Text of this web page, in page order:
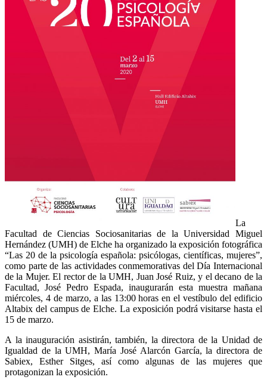
La
Facultad de Ciencias Sociosanitarias de la Universidad Miguel
Hernández (UMH) de Elche ha organizado la exposición fotográfica
“Las 20 de la psicología española: psicólogas, científicas, mujeres”,
como parte de las actividades conmemorativas del Día Internacional
de la Mujer. El rector de la UMH, Juan José Ruiz, y el decano de la
Facultad, José Pedro Espada, inaugurarán esta muestra mañana
miércoles, 4 de marzo, a las 13:00 horas en el vestíbulo del edificio
Altabix del campus de Elche. La exposición podrá visitarse hasta el
15 de marzo.
A la inauguración asistirán, también, la directora de la Unidad de
Igualdad de la UMH, María José Alarcón García, la directora de
Sabiex, Esther Sitges, así como algunas de las mujeres que
protagonizan la exposición.